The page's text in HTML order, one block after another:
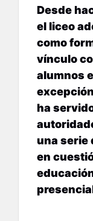
Desde
el liceo
como
vínculo
alumnos
ha
una serie
en